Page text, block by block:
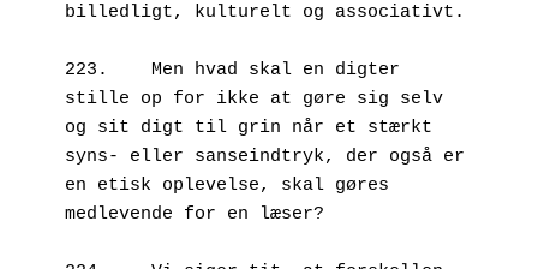
billedligt, kulturelt og associativt.
223.	Men hvad skal en digter
stille op for ikke at gøre sig selv
og sit digt til grin når et stærkt
syns- eller sanseindtryk, der også er
en etisk oplevelse, skal gøres
medlevende for en læser?